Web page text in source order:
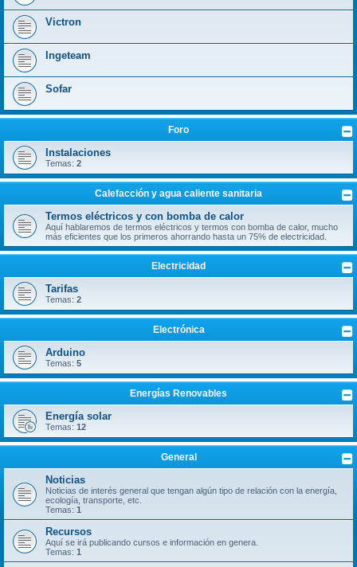
Victron
Ingeteam
Sofar
Foro
Instalaciones
Temas: 2
Calefacción y agua caliente sanitaria
Termos eléctricos y con bomba de calor
Aquí hablaremos de termos eléctricos y termos con bomba de calor, mucho
más eficientes que los primeros ahorrando hasta un 75% de electricidad.
Electricidad
Tarifas
Temas: 2
Electrónica
Arduino
Temas: 5
Energías Renovables
Energía solar
Temas: 12
General
Noticias
Noticias de interés general que tengan algún tipo de relación con la energía,
ecología, transporte, etc.
Temas: 1
Recursos
Aquí se irá publicando cursos e información en genera.
Temas: 1